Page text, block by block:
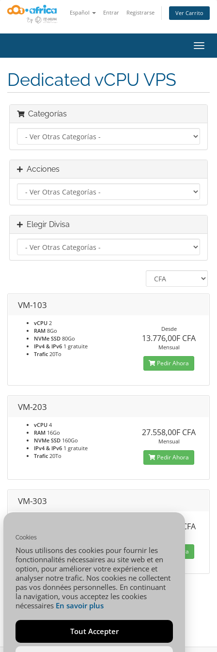
Español Entrar Registrarse Ver Carrito
Dedicated vCPU VPS
Categorías
Acciones
Elegir Divisa
VM-103
vCPU 2
RAM 8Go
NVMe SSD 80Go
IPv4 & IPv6 1 gratuite
Trafic 20To
Desde
13.776,00F CFA
Mensual
Pedir Ahora
VM-203
vCPU 4
RAM 16Go
NVMe SSD 160Go
IPv4 & IPv6 1 gratuite
Trafic 20To
27.558,00F CFA
Mensual
Pedir Ahora
VM-303
NVMe SSD
Trafic30To
72.488,00F CFA
Pedir Ahora
Cookies
Nous utilisons des cookies pour fournir les
fonctionnalités nécessaires au site web et en
option, pour améliorer votre expérience et
analyser notre trafic. Nos cookies ne collectent
pas vos données personnelles. En continuant
la navigation, vous acceptez les cookies
nécessaires En savoir plus
Tout Accepter